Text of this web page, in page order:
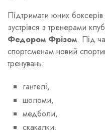
Підтримати юних боксерів
зустрівся з тренерами
Федором Фрізом. Під
спортсменам новий
тренувань:
гантелі,
шоломи,
медболи,
скакалки.